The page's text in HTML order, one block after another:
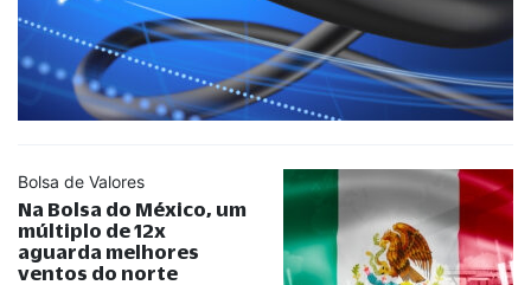
Bolsa de Valores
Na Bolsa do México, um
múltiplo de 12x
aguarda melhores
ventos do norte